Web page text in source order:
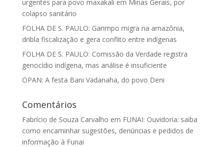
urgentes para povo maxakali em Minas Gerais, por
colapso sanitário
FOLHA DE S. PAULO: Garimpo migra na amazônia,
dribla fiscalização e gera conflito entre indígenas
FOLHA DE S. PAULO: Comissão da Verdade registra
genocídio indígena, mas análise é insuficiente
OPAN: A festa Bani Vadanaha, do povo Deni
Comentários
Fabrício de Souza Carvalho em FUNAI: Ouvidoria: saiba
como encaminhar sugestões, denúncias e pedidos de
informação à Funai